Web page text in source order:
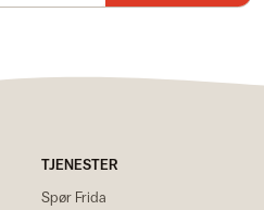
TJENESTER
Spør Frida